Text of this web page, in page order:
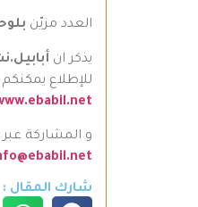
العدد مزيّن
يذكر ان
للإطلاع
و المشاركة عبر
شارك المقال :